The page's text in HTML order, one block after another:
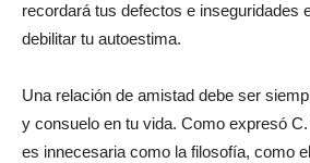
recordará tus defectos e inseguridades
debilitar tu autoestima.
Una relación de amistad debe ser
y consuelo en tu vida. Como expresó
es innecesaria como la filosofía, como